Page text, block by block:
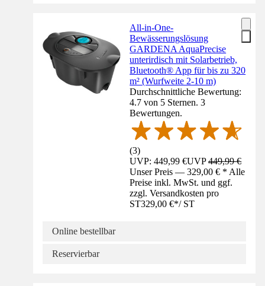
All-in-One-
Bewässerungslösung
GARDENA AquaPrecise
unterirdisch mit Solarbetrieb,
Bluetooth® App für bis zu 320
m² (Wurfweite 2-10 m)
Durchschnittliche Bewertung:
4.7 von 5 Sternen. 3
Bewertungen.
(3)
UVP: 449,99 €UVP449,99 €
Unser Preis — 329,00 € * Alle
Preise inkl. MwSt. und ggf.
zzgl. Versandkosten pro
ST329,00 €*/ ST
Online bestellbar
Reservierbar